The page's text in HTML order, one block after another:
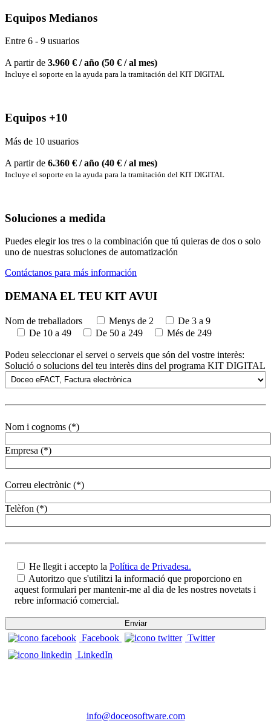
Equipos Medianos
Entre 6 - 9 usuarios
A partir de 3.960 € / año (50 € / al mes)
Incluye el soporte en la ayuda para la tramitación del KIT DIGITAL
Equipos +10
Más de 10 usuarios
A partir de 6.360 € / año (40 € / al mes)
Incluye el soporte en la ayuda para la tramitación del KIT DIGITAL
Soluciones a medida
Puedes elegir los tres o la combinación que tú quieras de dos o solo
uno de nuestras soluciones de automatización
Contáctanos para más información
DEMANA EL TEU KIT AVUI
Nom de treballadors Menys de 2
De 3 a 9
De 10 a 49
De 50 a 249 Més de 249
Podeu seleccionar el servei o serveis que són del vostre interès:
Solució o solucions del teu interès dins del programa KIT DIGITAL
Nom i cognoms (*)
Empresa (*)
Correu electrònic (*)
Telèfon (*)
He llegit i accepto la Política de Privadesa.
Autoritzo que s'utilitzi la informació que proporciono en
aquest formulari per mantenir-me al dia de les nostres novetats i
rebre informació comercial.
Facebook
Twitter
LinkedIn
info@doceosoftware.com